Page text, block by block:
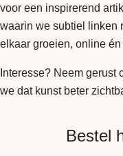
voor een inspirerend
waarin we subtiel linken
elkaar groeien, online én
Interesse? Neem
we dat kunst beter
Bestel